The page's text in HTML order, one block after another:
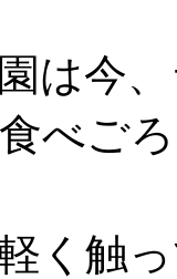
は今
べご
く触